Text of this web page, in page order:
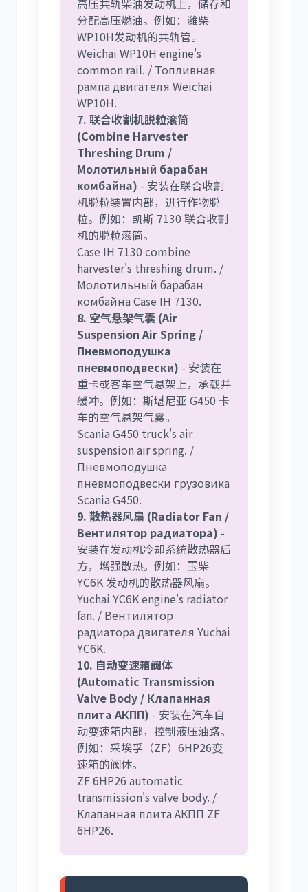
高压共轨柴油发动机上，储存和
分配高压燃油。例如：潍柴
WP10H发动机的共轨管。
Weichai WP10H engine's
common rail. / Топливная
рампа двигателя Weichai
WP10H.
7. 联合收割机脱粒滚筒
(Combine Harvester
Threshing Drum /
Молотильный барабан
комбайна) - 安装在联合收割
机脱粒装置内部，进行作物脱
粒。例如：凯斯 7130 联合收割
机的脱粒滚筒。
Case IH 7130 combine
harvester's threshing drum. /
Молотильный барабан
комбайна Case IH 7130.
8. 空气悬架气囊 (Air
Suspension Air Spring /
Пневмоподушка
пневмоподвески) - 安装在
重卡或客车空气悬架上，承载并
缓冲。例如：斯堪尼亚 G450 卡
车的空气悬架气囊。
Scania G450 truck's air
suspension air spring. /
Пневмоподушка
пневмоподвески грузовика
Scania G450.
9. 散热器风扇 (Radiator Fan /
Вентилятор радиатора) -
安装在发动机冷却系统散热器后
方，增强散热。例如：玉柴
YC6K 发动机的散热器风扇。
Yuchai YC6K engine's radiator
fan. / Вентилятор
радиатора двигателя Yuchai
YC6K.
10. 自动变速箱阀体
(Automatic Transmission
Valve Body / Клапанная
плита АКПП) - 安装在汽车自
动变速箱内部，控制液压油路。
例如：采埃孚（ZF）6HP26变
速箱的阀体。
ZF 6HP26 automatic
transmission's valve body. /
Клапанная плита АКПП ZF
6HP26.